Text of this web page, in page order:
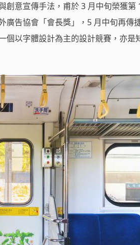
創意宣傳手法，甫於 3 月中旬榮獲第
廣告協會「會長獎」，5 月中旬再傳
個以字體設計為主的設計競賽，亦是